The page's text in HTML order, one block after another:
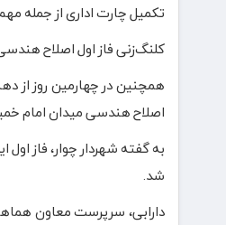
تکمیل چارت اداری از جمله
کلنگ‌زنی فاز اول اصلاح
همچنین در چهارمین روز از
اصلاح هندسی میدان امام
شد.